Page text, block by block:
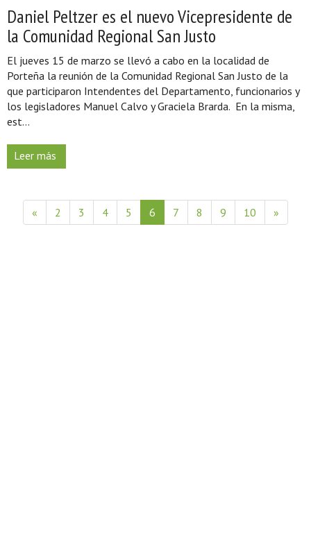
Daniel Peltzer es el nuevo Vicepresidente de
la Comunidad Regional San Justo
El jueves 15 de marzo se llevó a cabo en la localidad de
Porteña la reunión de la Comunidad Regional San Justo de la
que participaron Intendentes del Departamento, funcionarios y
los legisladores Manuel Calvo y Graciela Brarda. En la misma,
est...
Leer más
« 2 3 4 5 6 7 8 9 10 »